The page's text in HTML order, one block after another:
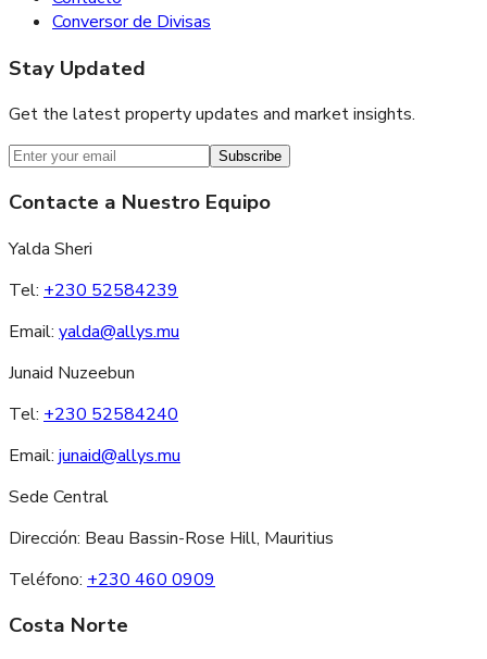
Conversor de Divisas
Stay Updated
Get the latest property updates and market insights.
Subscribe
Contacte a Nuestro Equipo
Yalda Sheri
Tel: +230 52584239
Email: yalda@allys.mu
Junaid Nuzeebun
Tel: +230 52584240
Email: junaid@allys.mu
Sede Central
Dirección: Beau Bassin-Rose Hill, Mauritius
Teléfono: +230 460 0909
Costa Norte